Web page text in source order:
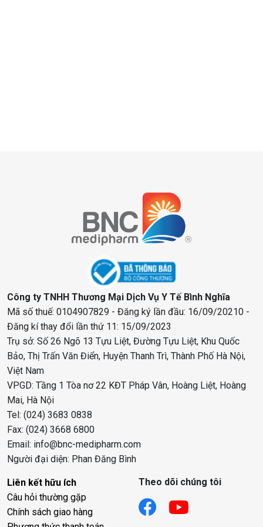
Công ty TNHH Thương Mại Dịch Vụ Y Tế Bình Nghĩa
Mã số thuế: 0104907829 - Đăng ký lần đầu: 16/09/20210 -
Đăng kí thay đổi lần thứ 11: 15/09/2023
Trụ sở: Số 26 Ngõ 13 Tựu Liệt, Đường Tựu Liệt, Khu Quốc
Bảo, Thị Trấn Văn Điển, Huyện Thanh Trì, Thành Phố Hà Nội,
Việt Nam
VPGD: Tầng 1 Tòa nơ 22 KĐT Pháp Vân, Hoàng Liệt, Hoàng
Mai, Hà Nội
Tel: (024) 3683 0838
Fax: (024) 3668 6800
Email: info@bnc-medipharm.com
Người đại diện: Phan Đăng Bình
Liên kết hữu ích
Câu hỏi thường gặp
Chính sách giao hàng
Theo dõi chúng tôi